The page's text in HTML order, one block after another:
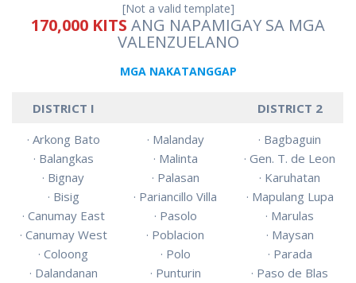
[Not a valid template]
170,000 KITS ANG NAPAMIGAY SA MGA
VALENZUELANO
MGA NAKATANGGAP
DISTRICT I
DISTRICT 2
· Arkong Bato
· Balangkas
· Bignay
· Bisig
· Canumay East
· Canumay West
· Coloong
· Dalandanan
· Malanday
· Malinta
· Palasan
· Pariancillo Villa
· Pasolo
· Poblacion
· Polo
· Punturin
· Bagbaguin
· Gen. T. de Leon
· Karuhatan
· Mapulang Lupa
· Marulas
· Maysan
· Parada
· Paso de Blas